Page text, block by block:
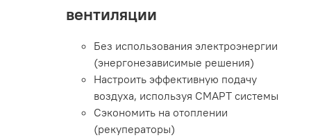
вентиляции
Без использования электроэнергии
(энергонезависимые решения)
Настроить эффективную подачу
воздуха, используя СМАРТ системы
Сэкономить на отоплении
(рекуператоры)